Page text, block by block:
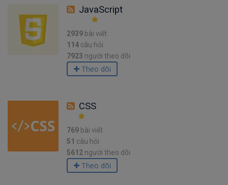
JavaScript
2939 bài viết
114 câu hỏi
7923 người theo dõi
Theo dõi
CSS
769 bài viết
51 câu hỏi
5612 người theo dõi
Theo dõi